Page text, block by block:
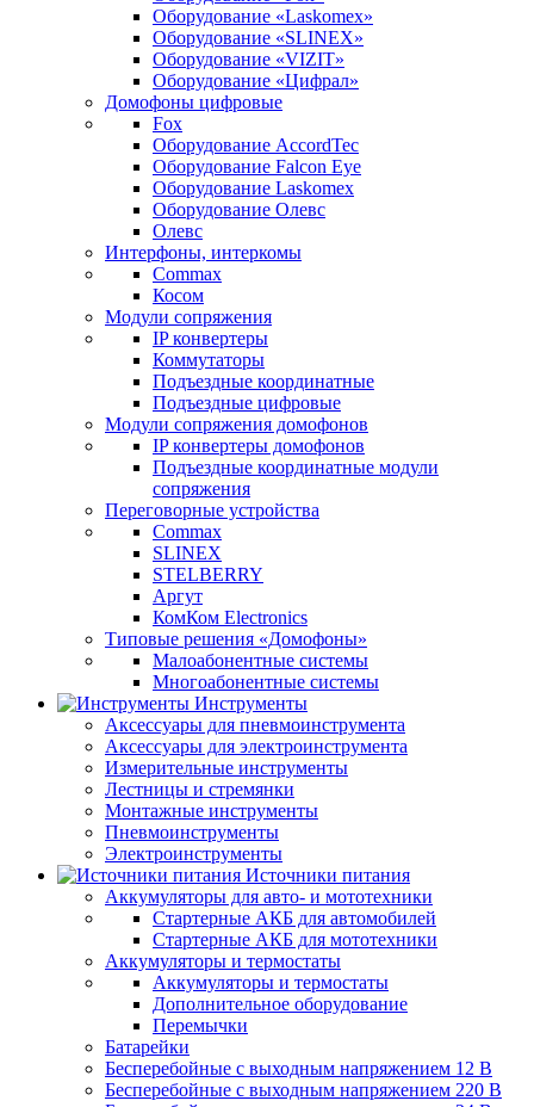
Оборудование «Laskomex»
Оборудование «SLINEX»
Оборудование «VIZIT»
Оборудование «Цифрал»
Домофоны цифровые
Fox
Оборудование AccordTec
Оборудование Falcon Eye
Оборудование Laskomex
Оборудование Олевс
Олевс
Интерфоны, интеркомы
Commax
Косом
Модули сопряжения
IP конвертеры
Коммутаторы
Подъездные координатные
Подъездные цифровые
Модули сопряжения домофонов
IP конвертеры домофонов
Подъездные координатные модули
сопряжения
Переговорные устройства
Commax
SLINEX
STELBERRY
Аргут
КомКом Electronics
Типовые решения «Домофоны»
Малоабонентные системы
Многоабонентные системы
Инструменты
Аксессуары для пневмоинструмента
Аксессуары для электроинструмента
Измерительные инструменты
Лестницы и стремянки
Монтажные инструменты
Пневмоинструменты
Электроинструменты
Источники питания
Аккумуляторы для авто- и мототехники
Стартерные АКБ для автомобилей
Стартерные АКБ для мототехники
Аккумуляторы и термостаты
Аккумуляторы и термостаты
Дополнительное оборудование
Перемычки
Батарейки
Бесперебойные с выходным напряжением 12 В
Бесперебойные с выходным напряжением 220 В